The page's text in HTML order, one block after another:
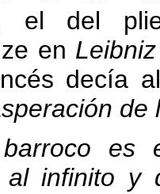
el del
en
decía
de
es
infinito y